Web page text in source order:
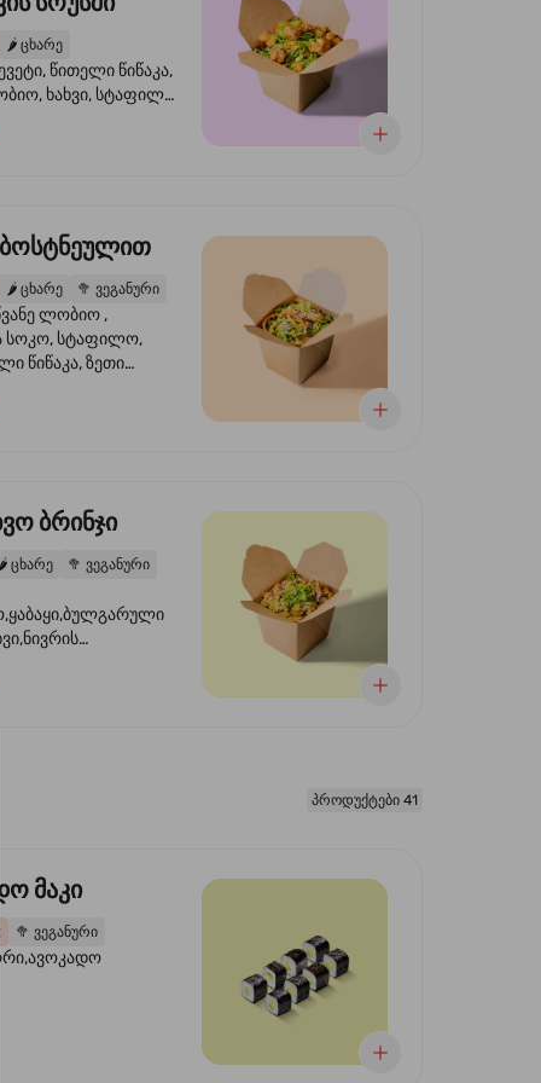
🌶️ ცხარე
წითელი წიწაკა,
ხახვი, სტაფილო,
ნიორი
🌶️ ცხარე 🥦 ვეგანური
ლობიო ,
სოკო, სტაფილო,
წიწაკა, ზეთი
ბრინჯი
🌶️ ცხარე 🥦 ვეგანური
ხახვი,სეზამის
პროდუქტები 41
მაკი
2 🥦 ვეგანური